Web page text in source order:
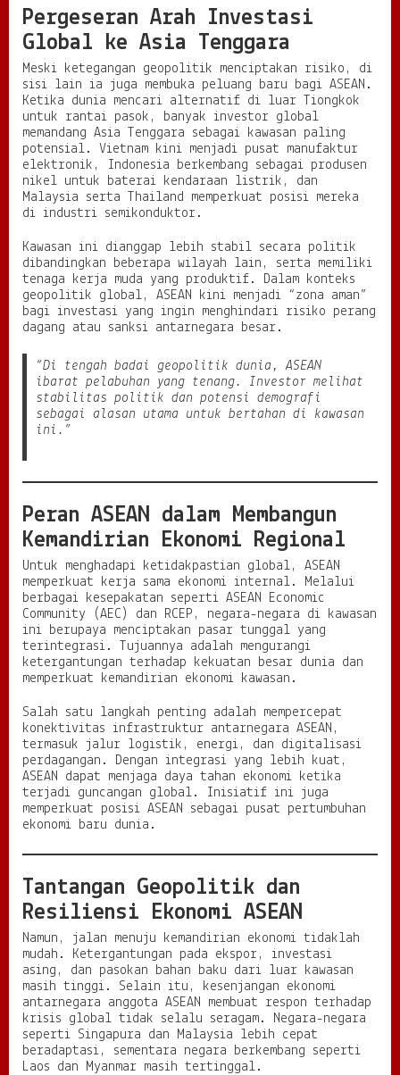
Pergeseran Arah Investasi
Global ke Asia Tenggara
Meski ketegangan geopolitik menciptakan risiko, di
sisi lain ia juga membuka peluang baru bagi ASEAN.
Ketika dunia mencari alternatif di luar Tiongkok
untuk rantai pasok, banyak investor global
memandang Asia Tenggara sebagai kawasan paling
potensial. Vietnam kini menjadi pusat manufaktur
elektronik, Indonesia berkembang sebagai produsen
nikel untuk baterai kendaraan listrik, dan
Malaysia serta Thailand memperkuat posisi mereka
di industri semikonduktor.
Kawasan ini dianggap lebih stabil secara politik
dibandingkan beberapa wilayah lain, serta memiliki
tenaga kerja muda yang produktif. Dalam konteks
geopolitik global, ASEAN kini menjadi “zona aman”
bagi investasi yang ingin menghindari risiko perang
dagang atau sanksi antarnegara besar.
“Di tengah badai geopolitik dunia, ASEAN
ibarat pelabuhan yang tenang. Investor melihat
stabilitas politik dan potensi demografi
sebagai alasan utama untuk bertahan di kawasan
ini.”
Peran ASEAN dalam Membangun
Kemandirian Ekonomi Regional
Untuk menghadapi ketidakpastian global, ASEAN
memperkuat kerja sama ekonomi internal. Melalui
berbagai kesepakatan seperti ASEAN Economic
Community (AEC) dan RCEP, negara-negara di kawasan
ini berupaya menciptakan pasar tunggal yang
terintegrasi. Tujuannya adalah mengurangi
ketergantungan terhadap kekuatan besar dunia dan
memperkuat kemandirian ekonomi kawasan.
Salah satu langkah penting adalah mempercepat
konektivitas infrastruktur antarnegara ASEAN,
termasuk jalur logistik, energi, dan digitalisasi
perdagangan. Dengan integrasi yang lebih kuat,
ASEAN dapat menjaga daya tahan ekonomi ketika
terjadi guncangan global. Inisiatif ini juga
memperkuat posisi ASEAN sebagai pusat pertumbuhan
ekonomi baru dunia.
Tantangan Geopolitik dan
Resiliensi Ekonomi ASEAN
Namun, jalan menuju kemandirian ekonomi tidaklah
mudah. Ketergantungan pada ekspor, investasi
asing, dan pasokan bahan baku dari luar kawasan
masih tinggi. Selain itu, kesenjangan ekonomi
antarnegara anggota ASEAN membuat respon terhadap
krisis global tidak selalu seragam. Negara-negara
seperti Singapura dan Malaysia lebih cepat
beradaptasi, sementara negara berkembang seperti
Laos dan Myanmar masih tertinggal.